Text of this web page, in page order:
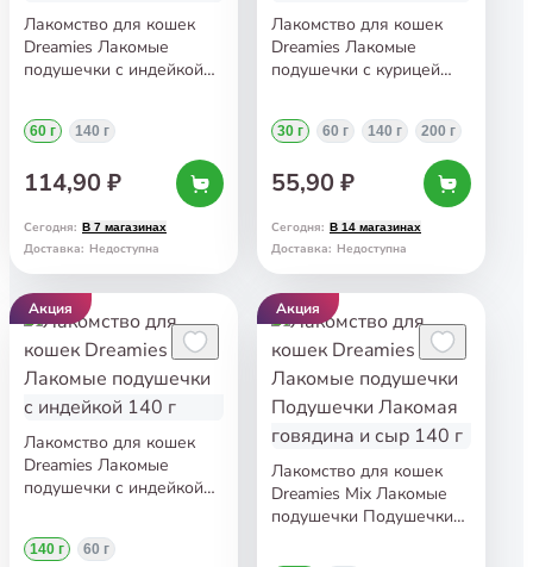
Лакомство для кошек
Dreamies Лакомые
подушечки с индейкой
60 г 140 г
114,90 ₽
Сегодня: В 7 магазинах
Доставка: Недоступна
Лакомство для кошек
Dreamies Лакомые
подушечки с курицей
30 г 60 г 140 г 200 г
55,90 ₽
Сегодня: В 14 магазинах
Доставка: Недоступна
Акция
Лакомство для кошек
Dreamies Лакомые
подушечки с индейкой
140 г 60 г
Акция
Лакомство для кошек
Dreamies Mix Лакомые
подушечки Подушечки
140 г